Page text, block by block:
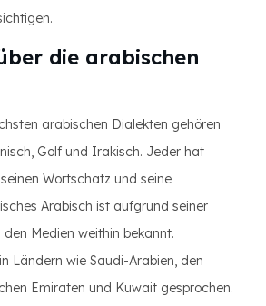
die arabischen
arabischen Dialekten gehören
Golf und Irakisch. Jeder hat
Wortschatz und seine
Arabisch ist aufgrund seiner
Medien weithin bekannt.
Ländern wie Saudi-Arabien, den
Emiraten und Kuwait gesprochen.